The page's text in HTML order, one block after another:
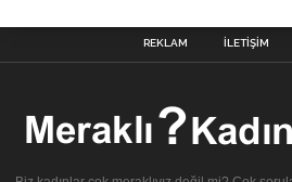
REKLAM İLETIŞIM